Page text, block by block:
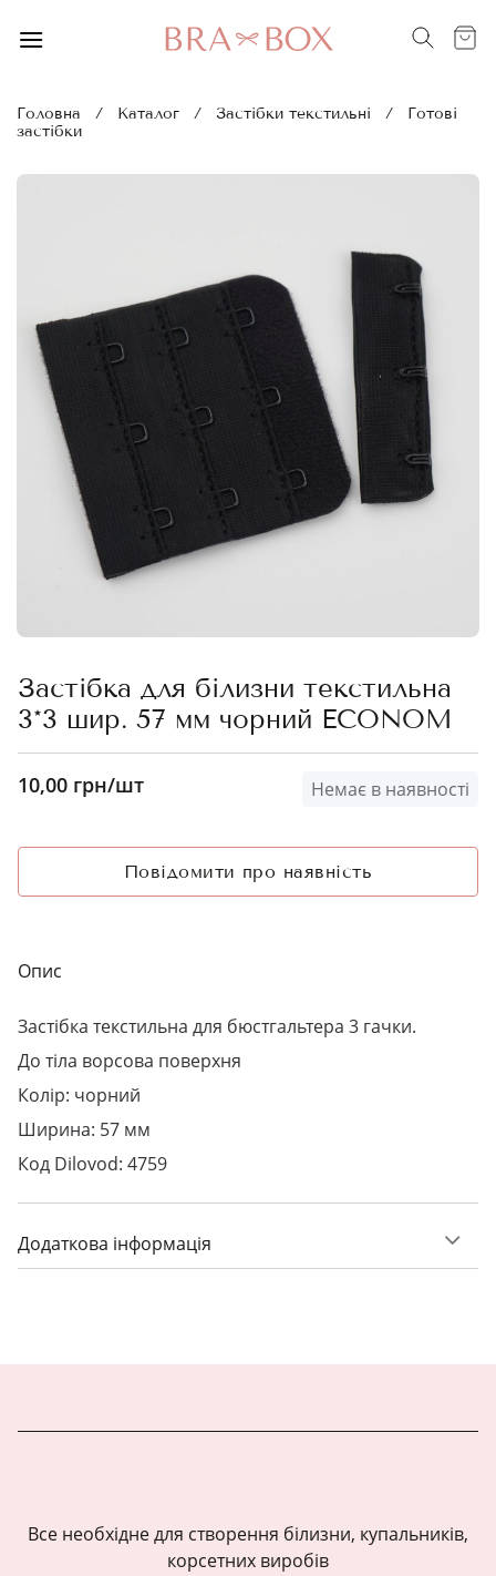
Головна / Каталог / Застібки текстильні /
Готові
застібки
Застібка для білизни текстильна
3*3 шир. 57 мм чорний ECONOM
10,00 грн/шт Немає в наявності
Опис
Застібка текстильна для бюстгальтера 3 гачки.
До тіла ворсова поверхня
Колір: чорний
Ширина: 57 мм
Код Dilovod: 4759
Додаткова інформація
Все необхідне для створення білизни, купальників,
корсетних виробів